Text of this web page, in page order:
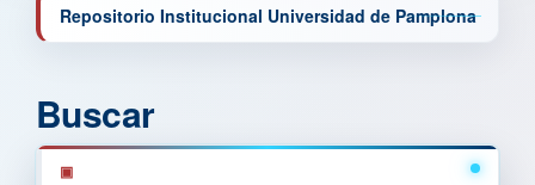
Repositorio Institucional Universidad de Pamplona
Buscar